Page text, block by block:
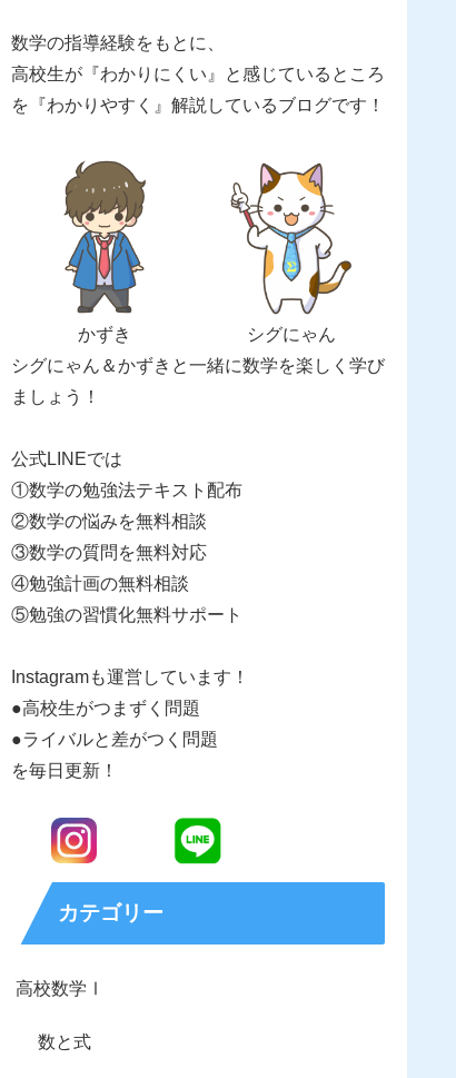
数学の指導経験をもとに、
高校生が『わかりにくい』と感じているところ
を『わかりやすく』解説しているブログです！
かずき
シグにゃん
シグにゃん＆かずきと一緒に数学を楽しく学び
ましょう！
公式LINEでは
①数学の勉強法テキスト配布
②数学の悩みを無料相談
③数学の質問を無料対応
④勉強計画の無料相談
⑤勉強の習慣化無料サポート
Instagramも運営しています！
●高校生がつまずく問題
●ライバルと差がつく問題
を毎日更新！
カテゴリー
高校数学Ⅰ
数と式